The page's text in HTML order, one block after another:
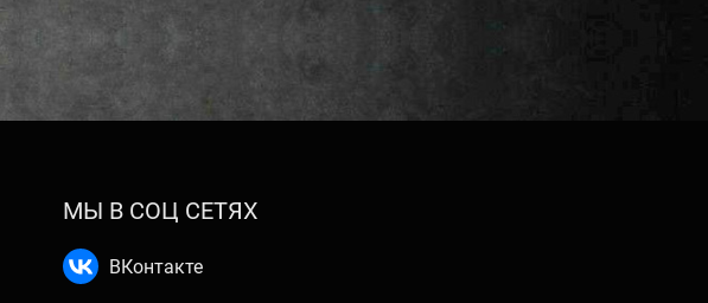
МЫ В СОЦ СЕТЯХ
ВКонтакте